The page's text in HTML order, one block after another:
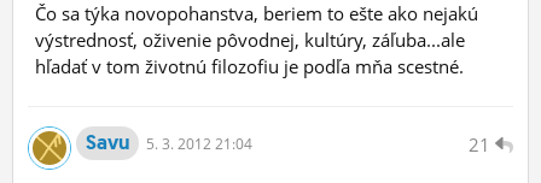
Čo sa týka novopohanstva, beriem to ešte ako nejakú
výstrednosť, oživenie pôvodnej, kultúry, záľuba...ale
hľadať v tom životnú filozofiu je podľa mňa scestné.
21
Savu 5. 3. 2012 21:04